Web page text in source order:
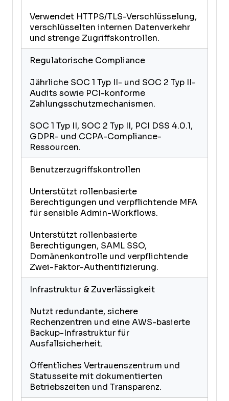
Verwendet HTTPS/TLS-Verschlüsselung,
verschlüsselten internen Datenverkehr
und strenge Zugriffskontrollen.
Regulatorische Compliance
Jährliche SOC 1 Typ II- und SOC 2 Typ II-
Audits sowie PCI-konforme
Zahlungsschutzmechanismen.
SOC 1 Typ II, SOC 2 Typ II, PCI DSS 4.0.1,
GDPR- und CCPA-Compliance-
Ressourcen.
Benutzerzugriffskontrollen
Unterstützt rollenbasierte
Berechtigungen und verpflichtende MFA
für sensible Admin-Workflows.
Unterstützt rollenbasierte
Berechtigungen, SAML SSO,
Domänenkontrolle und verpflichtende
Zwei-Faktor-Authentifizierung.
Infrastruktur & Zuverlässigkeit
Nutzt redundante, sichere
Rechenzentren und eine AWS-basierte
Backup-Infrastruktur für
Ausfallsicherheit.
Öffentliches Vertrauenszentrum und
Statusseite mit dokumentierten
Betriebszeiten und Transparenz.